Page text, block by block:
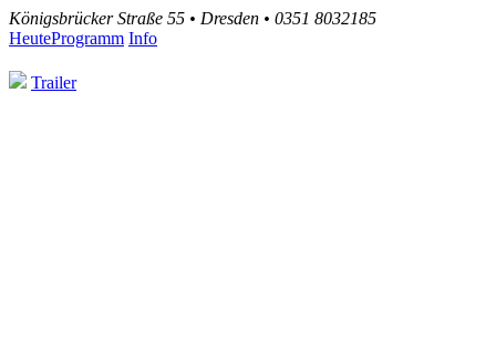
Königsbrücker Straße 55 • Dresden • 0351 8032185
HeuteProgramm Info
Trailer